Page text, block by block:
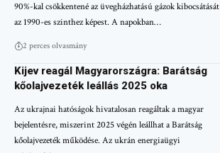
90%-kal csökkentené az üvegházhatású gázok kibocsátását
az 1990-es szinthez képest. A napokban…
2 perces olvasmány
Kijev reagál Magyarországra: Barátság
kőolajvezeték leállás 2025 oka
Az ukrajnai hatóságok hivatalosan reagáltak a magyar
bejelentésre, miszerint 2025 végén leállhat a Barátság
kőolajvezeték működése. Az ukrán energiaügyi